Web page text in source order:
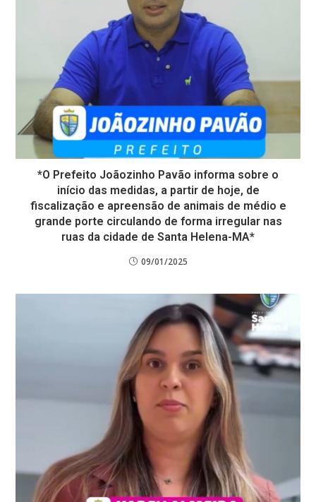
*O Prefeito Joãozinho Pavão informa sobre o
início das medidas, a partir de hoje, de
fiscalização e apreensão de animais de médio e
grande porte circulando de forma irregular nas
ruas da cidade de Santa Helena-MA*
09/01/2025